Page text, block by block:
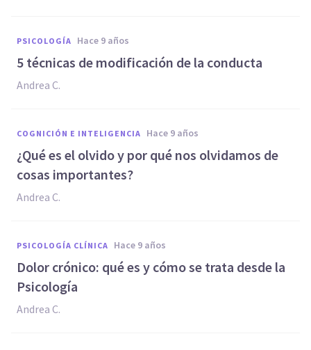
PSICOLOGÍA hace 9 años
​5 técnicas de modificación de la conducta
Andrea C.
COGNICIÓN E INTELIGENCIA hace 9 años
​¿Qué es el olvido y por qué nos olvidamos de
cosas importantes?
Andrea C.
PSICOLOGÍA CLÍNICA hace 9 años
​Dolor crónico: qué es y cómo se trata desde la
Psicología
Andrea C.